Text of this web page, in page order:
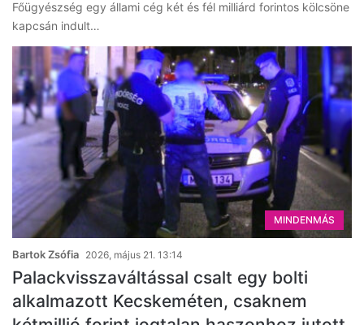
Főügyészség egy állami cég két és fél milliárd forintos kölcsöne
kapcsán indult…
MINDENMÁS
Bartok Zsófia 2026, május 21. 13:14
Palackvisszaváltással csalt egy bolti
alkalmazott Kecskeméten, csaknem